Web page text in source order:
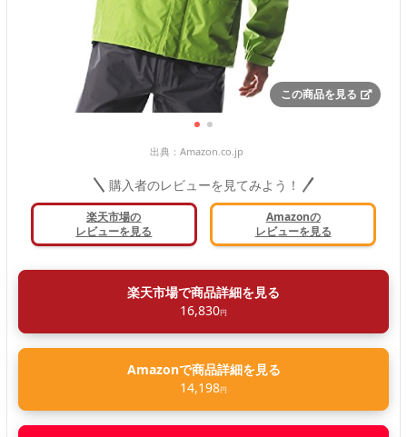
この商品を見る
出典： Amazon.co.jp
購入者のレビューを見てみよう！
楽天市場の
レビューを見る
Amazonの
レビューを見る
楽天市場で商品詳細を見る
16,830円
Amazonで商品詳細を見る
14,198円